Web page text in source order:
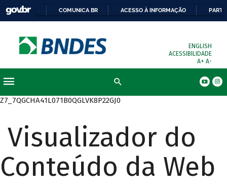
COMUNICA BR ACESSO À INFORMAÇÃO
ENGLISH
ACESSIBILIDADE
A+ A-
Z7_7QGCHA41L071B0QGLVK8P22GJ0
Visualizador do
Conteúdo da Web